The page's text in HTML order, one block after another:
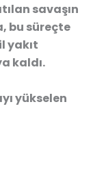
savaşın
bu süreçte
yakıt
kaldı.
yükselen